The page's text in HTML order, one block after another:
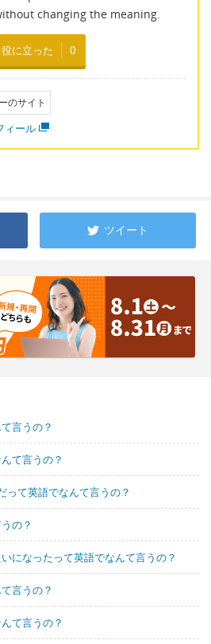
changing the meaning.
役に立った 0
のサイト
ィール
ツイート
言うの？
て言うの？
って英語でなんて言うの？
の？
になったって英語でなんて言うの？
言うの？
て言うの？